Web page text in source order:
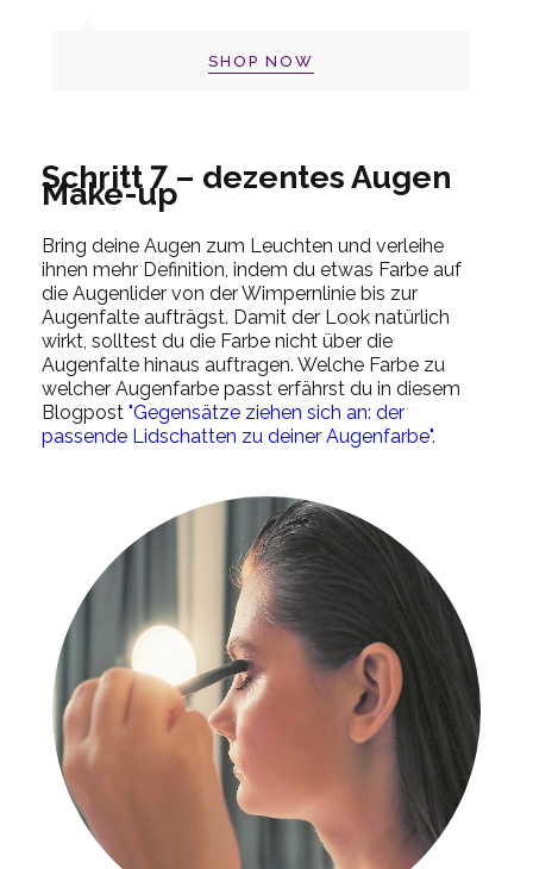
SHOP NOW
Schritt 7 – dezentes Augen
Make-up
Bring deine Augen zum Leuchten und verleihe
ihnen mehr Definition, indem du etwas Farbe auf
die Augenlider von der Wimpernlinie bis zur
Augenfalte aufträgst. Damit der Look natürlich
wirkt, solltest du die Farbe nicht über die
Augenfalte hinaus auftragen. Welche Farbe zu
welcher Augenfarbe passt erfährst du in diesem
Blogpost "Gegensätze ziehen sich an: der
passende Lidschatten zu deiner Augenfarbe".